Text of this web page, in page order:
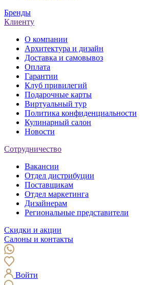
Бренды
Клиенту
О компании
Архитектура и дизайн
Доставка и самовывоз
Оплата
Гарантии
Клуб привилегий
Подарочные карты
Виртуальный тур
Политика конфиденциальности
Кулинарный салон
Новости
Сотрудничество
Вакансии
Отдел дистрибуции
Поставщикам
Отдел маркетинга
Дизайнерам
Региональные представители
Скидки и акции
Салоны и контакты
Войти